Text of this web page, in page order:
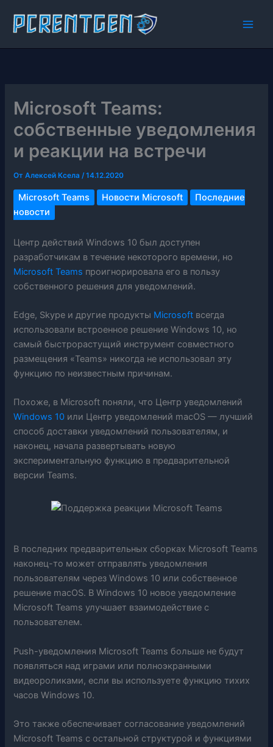
содержимому
Microsoft Teams:
собственные уведомления
и реакции на встречи
ОтАлексей Ксела/14.12.2020
Microsoft Teams Новости Microsoft
Последние
новости
Центр действий Windows 10 был доступен
разработчикам в течение некоторого времени, но
Microsoft Teams проигнорировала его в пользу
собственного решения для уведомлений.
Edge, Skype и другие продукты Microsoft всегда
использовали встроенное решение Windows 10, но
самый быстрорастущий инструмент совместного
размещения «Teams» никогда не использовал эту
функцию по неизвестным причинам.
Похоже, в Microsoft поняли, что Центр уведомлений
Windows 10 или Центр уведомлений macOS — лучший
способ доставки уведомлений пользователям, и
наконец, начала развертывать новую
экспериментальную функцию в предварительной
версии Teams.
В последних предварительных сборках Microsoft Teams
наконец-то может отправлять уведомления
пользователям через Windows 10 или собственное
решение macOS. В Windows 10 новое уведомление
Microsoft Teams улучшает взаимодействие с
пользователем.
Push-уведомления Microsoft Teams больше не будут
появляться над играми или полноэкранными
видеороликами, если вы используете функцию тихих
часов Windows 10.
Это также обеспечивает согласование уведомлений
Microsoft Teams с остальной структурой и функциями